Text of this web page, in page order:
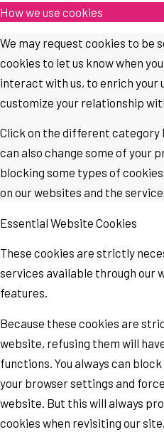
How we use cookies
We may request cookies to be
cookies to let us know when
interact with us, to enrich your
customize your relationship
Click on the different category
can also change some of your
blocking some types of
on our websites and the
Essential Website Cookies
These cookies are strictly
services available through our
features.
Because these cookies are
website, refusing them will
functions. You always can
your browser settings and
website. But this will always
cookies when revisiting our site.